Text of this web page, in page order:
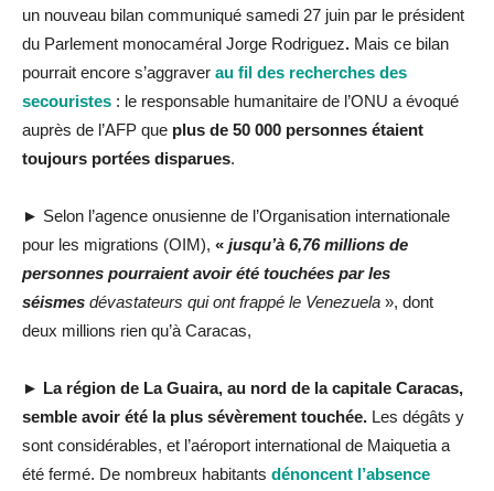
un nouveau bilan communiqué samedi 27 juin par le président
du Parlement monocaméral Jorge Rodriguez. Mais ce bilan
pourrait encore s’aggraver au fil des recherches des
secouristes : le responsable humanitaire de l’ONU a évoqué
auprès de l’AFP que plus de 50 000 personnes étaient
toujours portées disparues.
► Selon l’agence onusienne de l’Organisation internationale
pour les migrations (OIM), « jusqu’à 6,76 millions de
personnes pourraient avoir été touchées par les
séismes dévastateurs qui ont frappé le Venezuela », dont
deux millions rien qu’à Caracas,
► La région de La Guaira, au nord de la capitale Caracas,
semble avoir été la plus sévèrement touchée. Les dégâts y
sont considérables, et l’aéroport international de Maiquetia a
été fermé. De nombreux habitants dénoncent l’absence